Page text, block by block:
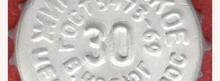
Log in / register
Theme